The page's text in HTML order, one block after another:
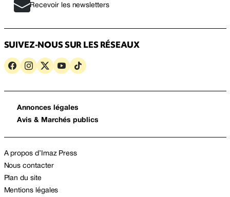
Recevoir les newsletters
SUIVEZ-NOUS SUR LES RÉSEAUX
Annonces légales
Avis & Marchés publics
A propos d’Imaz Press
Nous contacter
Plan du site
Mentions légales